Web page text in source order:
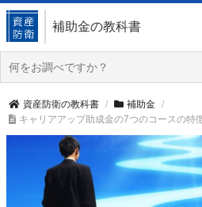
補助金の教科書
資産防衛の教科書
補助金
キャリアアップ助成金の7つのコースの特